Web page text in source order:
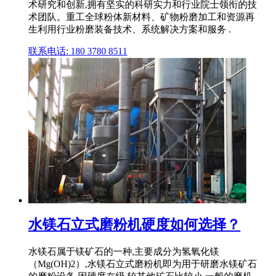
术研究和创新,拥有坚实的科研实力和行业院士领衔的技
术团队。重工全球粉体新材料、矿物粉磨加工和资源再
生利用行业粉磨装备技术、系统解决方案和服务 .
联系电话: 180 3780 8511
水镁石立式磨粉机硬度如何选择？
水镁石属于镁矿石的一种,主要成分为氢氧化镁
（Mg(OH)2）,水镁石立式磨粉机即为用于研磨水镁矿石